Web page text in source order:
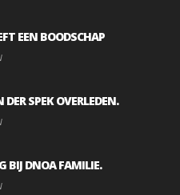
EEN BOODSCHAP
SPEK OVERLEDEN.
BIJ DNOA FAMILIE.